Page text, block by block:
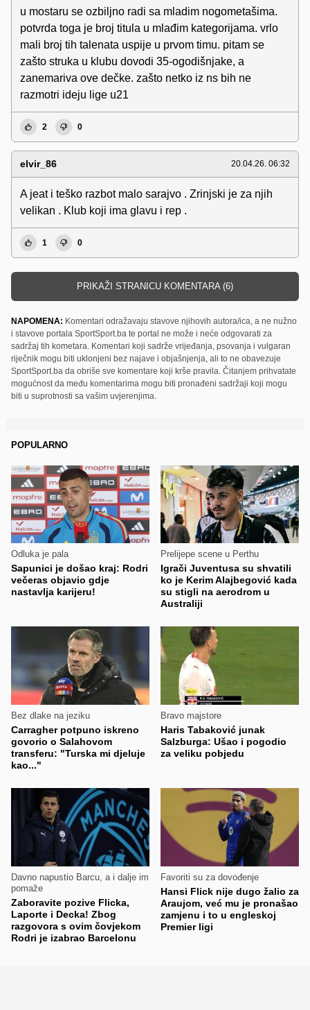
u mostaru se ozbiljno radi sa mladim nogometašima.
potvrda toga je broj titula u mlađim kategorijama. vrlo
mali broj tih talenata uspije u prvom timu. pitam se
zašto struka u klubu dovodi 35-ogodišnjake, a
zanemariva ove dečke. zašto netko iz ns bih ne
razmotri ideju lige u21
2 0
elvir_86 20.04.26. 06:32
A jeat i teško razbot malo sarajvo . Zrinjski je za njih
velikan . Klub koji ima glavu i rep .
1 0
PRIKAŽI STRANICU KOMENTARA (6)
NAPOMENA: Komentari odražavaju stavove njihovih autora/ica, a ne nužno
i stavove portala SportSport.ba te portal ne može i neće odgovarati za
sadržaj tih kometara. Komentari koji sadrže vrijeđanja, psovanja i vulgaran
riječnik mogu biti uklonjeni bez najave i objašnjenja, ali to ne obavezuje
SportSport.ba da obriše sve komentare koji krše pravila. Čitanjem prihvatate
mogućnost da među komentarima mogu biti pronađeni sadržaji koji mogu
biti u suprotnosti sa vašim uvjerenjima.
POPULARNO
Odluka je pala
Sapunici je došao kraj: Rodri
večeras objavio gdje
nastavlja karijeru!
Prelijepe scene u Perthu
Igrači Juventusa su shvatili
ko je Kerim Alajbegović kada
su stigli na aerodrom u
Australiji
Bez dlake na jeziku
Carragher potpuno iskreno
govorio o Salahovom
transferu: "Turska mi djeluje
kao..."
Bravo majstore
Haris Tabaković junak
Salzburga: Ušao i pogodio
za veliku pobjedu
Davno napustio Barcu, a i dalje im
pomaže
Zaboravite pozive Flicka,
Laporte i Decka! Zbog
razgovora s ovim čovjekom
Rodri je izabrao Barcelonu
Favoriti su za dovođenje
Hansi Flick nije dugo žalio za
Araujom, već mu je pronašao
zamjenu i to u engleskoj
Premier ligi